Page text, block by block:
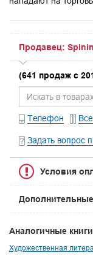
Продавец:
(641 продаж с
Телефон
Задать вопрос
Условия
Аналогичные
Художественная